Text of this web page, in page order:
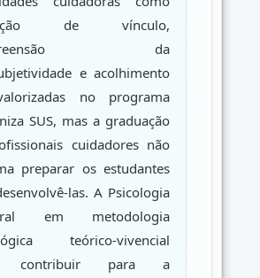
de vínculo,
da
e acolhimento
no programa
SUS, mas a graduação
cuidadores não
preparar os estudantes
las. A Psicologia
em metodologia
teórico-vivencial
contribuir para a